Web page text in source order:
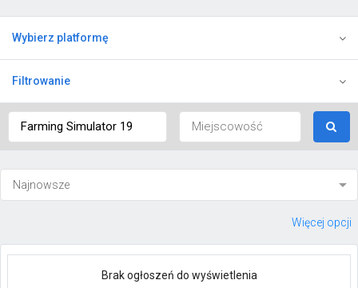
Wybierz platformę
Filtrowanie
Więcej opcji
Brak ogłoszeń do wyświetlenia